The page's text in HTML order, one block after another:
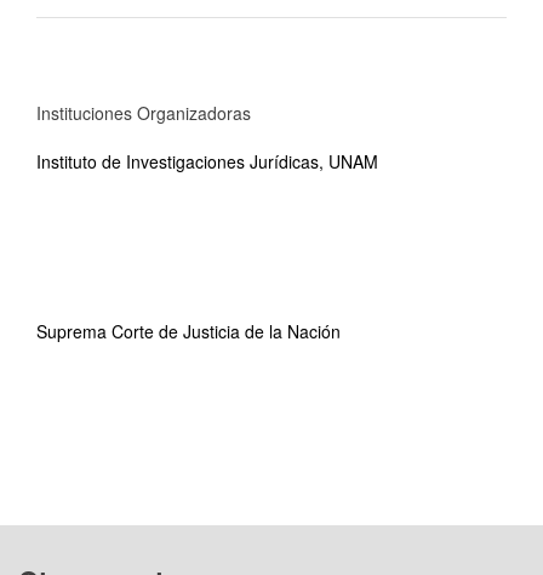
Instituciones Organizadoras
Instituto de Investigaciones Jurídicas, UNAM
Suprema Corte de Justicia de la Nación